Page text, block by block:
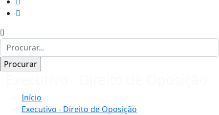
Início
Executivo - Direito de Oposição